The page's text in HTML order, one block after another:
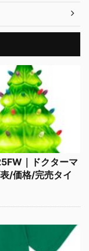
｜ドクターマ
/価格/完売タイ